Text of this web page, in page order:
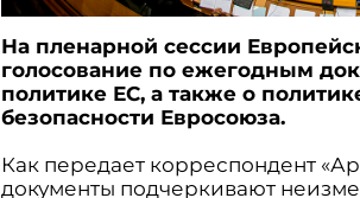
На пленарной сессии
голосование по ежегодным
политике ЕС, а также о
безопасности Евросоюза.
Как передает корреспондент
документы подчеркивают